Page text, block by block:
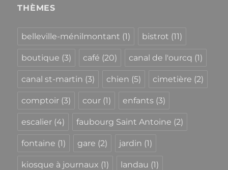
THÈMES
belleville-ménilmontant (1) bistrot (11)
boutique (3) café (20) canal de l'ourcq (1)
canal st-martin (3) chien (5) cimetière (2)
comptoir (3) cour (1) enfants (3)
escalier (4) faubourg Saint Antoine (2)
fontaine (1) gare (2) jardin (1)
kiosque à journaux (1) landau (1)